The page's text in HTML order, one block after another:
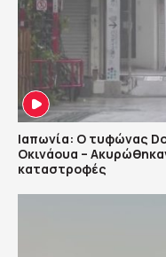
Ιαπωνία: Ο τυφώνας
Οκινάουα –
καταστροφές